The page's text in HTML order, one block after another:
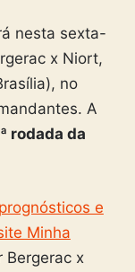
nesta sexta-
x Niort,
no
A
rodada da
e
Minha
Bergerac x